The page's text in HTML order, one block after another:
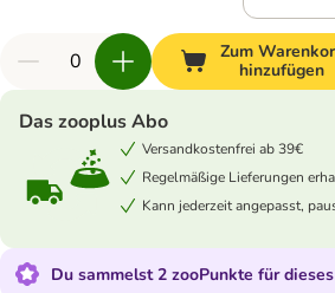
Zum
hinzufügen
Das zooplus Abo
Versandkostenfrei ab 39€
Regelmäßige Lieferungen
Kann jederzeit angepasst,
Du sammelst 2 zooPunkte für